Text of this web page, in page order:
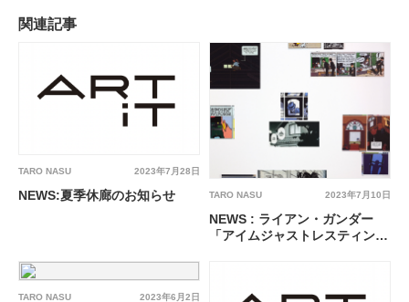
関連記事
2023年7月28日
TARO NASU
NEWS:夏季休廊のお知らせ 2023年7月10日
TARO NASU
NEWS : ライアン・ガンダー
「アイムジャストレスティング
2023年6月2日
TARO NASU